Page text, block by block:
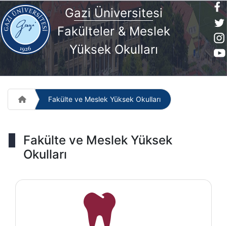
Gazi Üniversitesi
Fakülteler & Meslek
Yüksek Okulları
Fakülte ve Meslek Yüksek Okulları
Fakülte ve Meslek Yüksek
Okulları